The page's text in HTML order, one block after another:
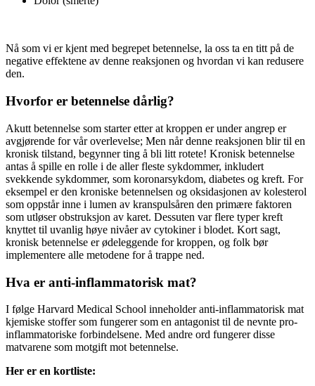
Nå som vi er kjent med begrepet betennelse, la oss ta en titt på de
negative effektene av denne reaksjonen og hvordan vi kan redusere
den.
Hvorfor er betennelse dårlig?
Akutt betennelse som starter etter at kroppen er under angrep er
avgjørende for vår overlevelse; Men når denne reaksjonen blir til en
kronisk tilstand, begynner ting å bli litt rotete! Kronisk betennelse
antas å spille en rolle i de aller fleste sykdommer, inkludert
svekkende sykdommer, som koronarsykdom, diabetes og kreft. For
eksempel er den kroniske betennelsen og oksidasjonen av kolesterol
som oppstår inne i lumen av kranspulsåren den primære faktoren
som utløser obstruksjon av karet. Dessuten var flere typer kreft
knyttet til uvanlig høye nivåer av cytokiner i blodet. Kort sagt,
kronisk betennelse er ødeleggende for kroppen, og folk bør
implementere alle metodene for å trappe ned.
Hva er anti-inflammatorisk mat?
I følge Harvard Medical School inneholder anti-inflammatorisk mat
kjemiske stoffer som fungerer som en antagonist til de nevnte pro-
inflammatoriske forbindelsene. Med andre ord fungerer disse
matvarene som motgift mot betennelse.
Her er en kortliste: